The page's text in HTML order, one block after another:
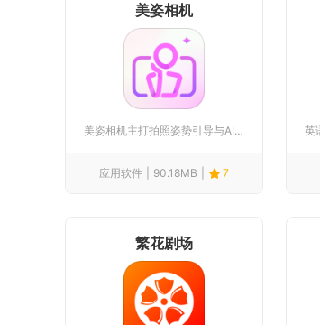
美姿相机
美姿相机主打拍照姿势引导与AI智能修图两大核心模块，面向日常...
应用软件 90.18MB 7
繁花剧场